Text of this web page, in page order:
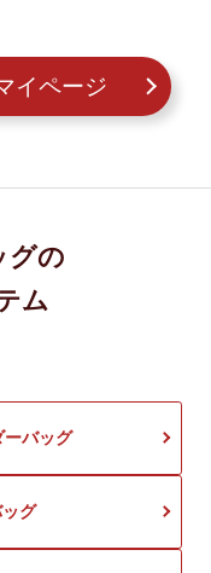
イページ
グの
ム
バッグ
グ